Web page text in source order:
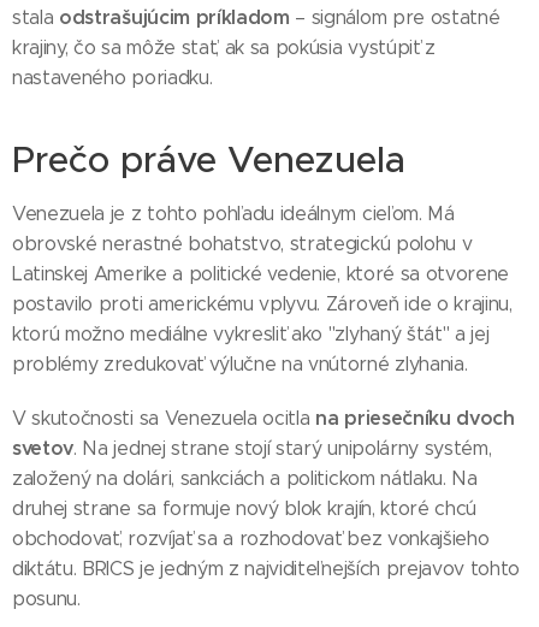
stala odstrašujúcim príkladom – signálom pre ostatné
krajiny, čo sa môže stať, ak sa pokúsia vystúpiť z
nastaveného poriadku.
Prečo práve Venezuela
Venezuela je z tohto pohľadu ideálnym cieľom. Má
obrovské nerastné bohatstvo, strategickú polohu v
Latinskej Amerike a politické vedenie, ktoré sa otvorene
postavilo proti americkému vplyvu. Zároveň ide o krajinu,
ktorú možno mediálne vykresliť ako "zlyhaný štát" a jej
problémy zredukovať výlučne na vnútorné zlyhania.
V skutočnosti sa Venezuela ocitla na priesečníku dvoch
svetov. Na jednej strane stojí starý unipolárny systém,
založený na dolári, sankciách a politickom nátlaku. Na
druhej strane sa formuje nový blok krajín, ktoré chcú
obchodovať, rozvíjať sa a rozhodovať bez vonkajšieho
diktátu. BRICS je jedným z najviditeľnejších prejavov tohto
posunu.